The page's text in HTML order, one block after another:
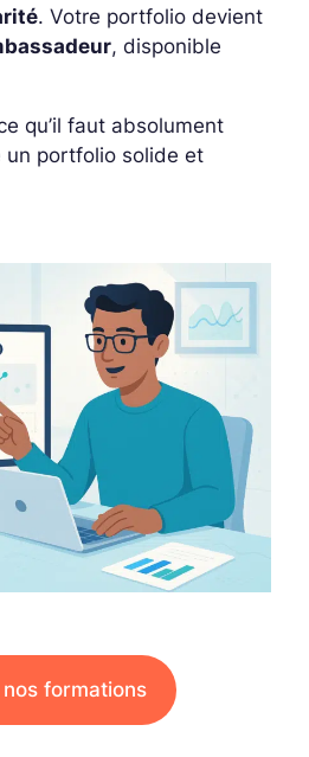
. Votre portfolio devient
, disponible
qu’il faut absolument
un portfolio solide et
formations